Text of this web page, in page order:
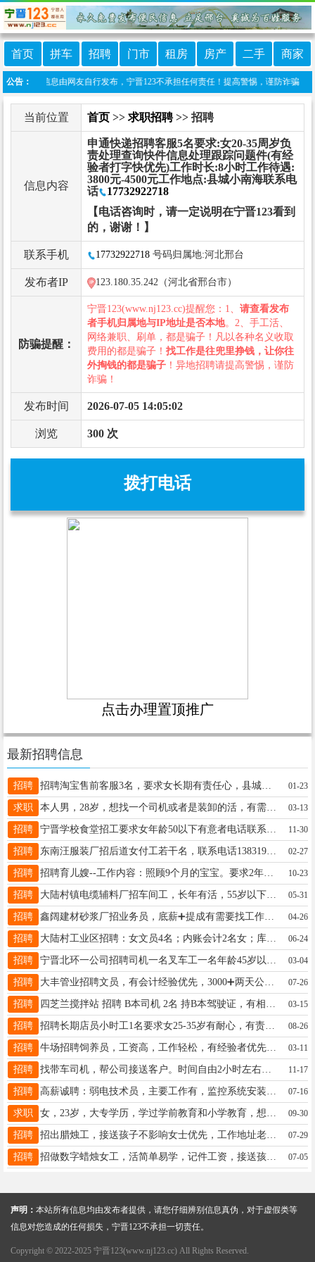
首页 拼车 招聘 门市 租房 房产 二手 商家
公告：
本栏目信息由网友自行发布，宁晋123不承担任何责任！提高警惕，谨防诈骗！做
当前位置 首页 >> 求职招聘>> 招聘
信息内容
申通快递招聘客服5名要求:女20-35周岁负
责处理查询快件信息处理跟踪问题件(有经
验者打字快优先)工作时长:8小时工作待遇:
3800元-4500元工作地点:县城小南海联系电
话
17732922718
【电话咨询时，请一定说明在宁晋123看到
的，谢谢！】
联系手机 17732922718 号码归属地:河北邢台
发布者IP 123.180.35.242（河北省邢台市）
防骗提醒：
宁晋123(www.nj123.cc)提醒您：1、 请查看发布
者手机归属地与IP地址是否本地。2、手工活、
网络兼职、刷单，都是骗子！凡以各种名义收取
费用的都是骗子！ 找工作是往兜里挣钱，让你往
外掏钱的都是骗子 ！异地招聘请提高警惕，谨防
诈骗！
发布时间 2026-07-05 14:05:02
浏览 300 次
拨打电话
点击办理置顶推广
最新招聘信息
招聘 招聘淘宝售前客服3名，要求女长期有责任心，县城工作，管吃住，公休奖全勤奖团建年终奖，有经验者优先录用联系电话19831674675同微 01-23
求职 本人男，28岁，想找一个司机或者是装卸的活，有需要的老板看过来！电话18830944715 有力气，有耐心，期望薪资5000左右 03-13
招聘 11-30
招聘 东南汪服装厂招后道女付工若干名，联系电话13831974908 02-27
招聘 招聘育儿嫂--工作内容：照顾9个月的宝宝。要求2年以上工作经验。薪资:4500元/月上班时间：早8点到晚6点。联系人李先生，电话：18182676768 10-23
招聘 大陆村镇电缆辅料厂招车间工，长年有活，55岁以下，身体健康，联系电话13633193331 05-31
招聘 鑫阔建材砂浆厂招业务员，底薪➕提成有需要找工作的联系15175917888 04-26
招聘 大陆村工业区招聘：女文员4名；内账会计2名女；库管2名；车间组装女工6名；折弯机操作工2名；二保焊6名；组装工6名；男零活工3名；大陆村附近优先！电话13931933761 06-24
招聘 03-04
招聘 大丰管业招聘文员，有会计经验优先，3000➕两天公休，一天八个小时，位置在宁纺弘善寺附近，35岁以下，会做EXcei表格，联系电话13172678927有需要的联系我 07-26
招聘 03-15
招聘 招聘长期店员小时工1名要求女25-35岁有耐心，有责任心工作地点颐和绿洲北区有意者联系15100979523 08-26
招聘 牛场招聘饲养员，工资高，工作轻松，有经验者优先，有意联系13831973730 03-11
招聘 找带车司机，帮公司接送客户。时间自由2小时左右。立结200v信同号15531933505 11-17
招聘 07-16
求职 09-30
招聘 招出腊烛工，接送孩子不影响女士优先，工作地址老派出所附近。电话15930930903 07-29
招聘 招做数字蜡烛女工，活简单易学，记件工资，接送孩子方便。招王村周边，电话13930960740 07-05
声明： 本站所有信息均由发布者提供，请您仔细辨别信息真伪，对于虚假类等
信息对您造成的任何损失，宁晋123不承担一切责任。
Copyright © 2022-2025 宁晋123(www.nj123.cc) All Rights Reserved.